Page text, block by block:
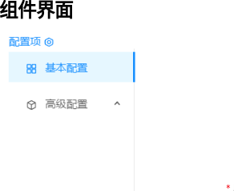
组件界面